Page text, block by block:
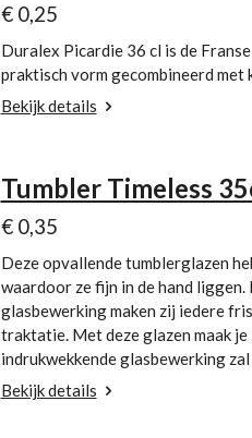
€ 0,25
Duralex Picardie 36 cl is de
praktisch vorm gecombineerd
Bekijk details
Tumbler Timeless
€ 0,35
Deze opvallende tumblerglazen
waardoor ze fijn in de hand
glasbewerking maken zij iedere
traktatie. Met deze glazen maak
indrukwekkende glasbewerking
Bekijk details